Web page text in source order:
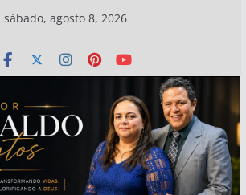
sábado, agosto 8, 2026